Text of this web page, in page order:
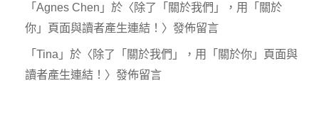
「 Agnes Chen 」於〈除了「關於我們」，用「關於
你」頁面與讀者產生連結！ 〉發佈留言
「 Tina 」於〈 除了「關於我們」，用「關於你」頁面與
讀者產生連結！ 〉發佈留言